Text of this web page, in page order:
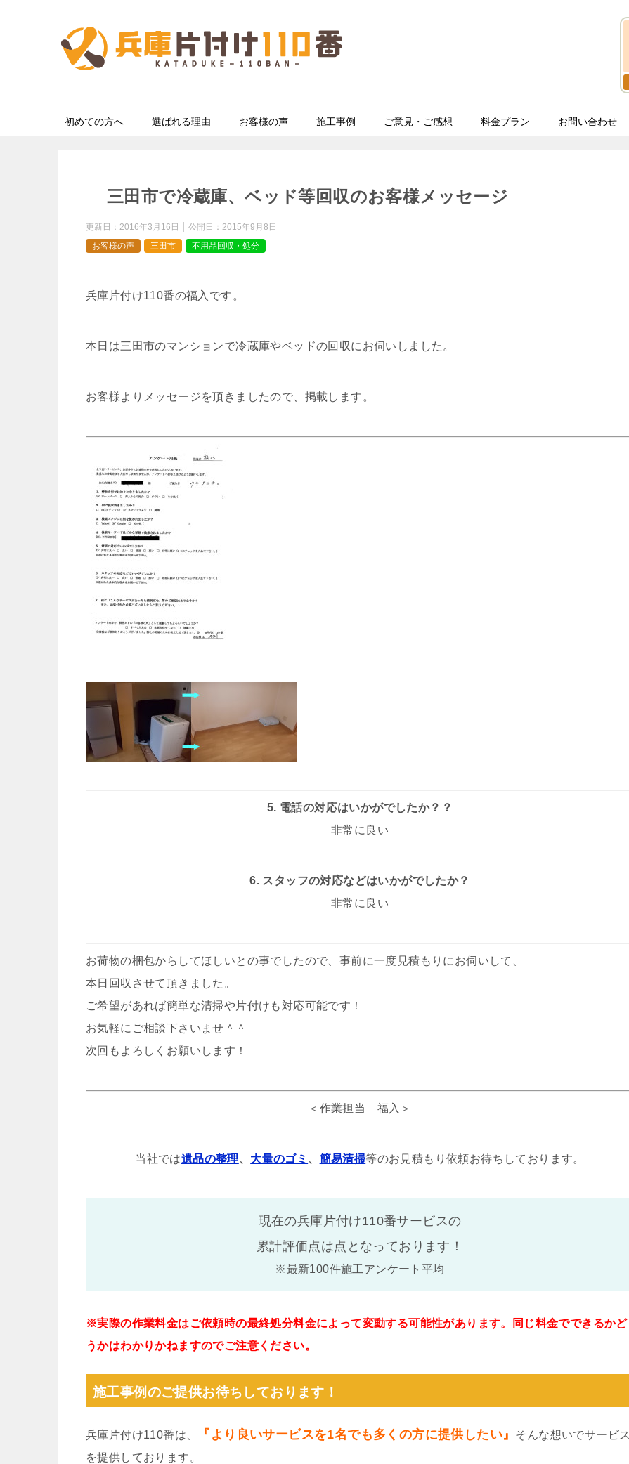
初めての方へ 選ばれる理由 お客様の声 施工事例 ご意見・ご感想 料金プラン お問い合わせ
三田市で冷蔵庫、ベッド等回収のお客様メッセージ
更新日： 2016年3月16日 公開日： 2015年9月8日
お客様の声
三田市 不用品回収・処分
兵庫片付け110番の福入です。
本日は三田市のマンションで冷蔵庫やベッドの回収にお伺いしました。
お客様よりメッセージを頂きましたので、掲載します。
5. 電話の対応はいかがでしたか？？
非常に良い
6. スタッフの対応などはいかがでしたか？
非常に良い
お荷物の梱包からしてほしいとの事でしたので、事前に一度見積もりにお伺いして、
本日回収させて頂きました。
ご希望があれば簡単な清掃や片付けも対応可能です！
お気軽にご相談下さいませ＾＾
次回もよろしくお願いします！
＜作業担当 福入＞
当社では遺品の整理、 大量のゴミ 、 簡易清掃等のお見積もり依頼お待ちしております。
現在の兵庫片付け110番サービスの
累計評価点は点となっております！
※最新100件施工アンケート平均
※実際の作業料金はご依頼時の最終処分料金によって変動する可能性があります。同じ料金でできるかど
うかはわかりかねますのでご注意ください。
施工事例のご提供お待ちしております！
兵庫片付け110番は、 『より良いサービスを1名でも多くの方に提供したい』
そんな想いでサービス
を提供しております。